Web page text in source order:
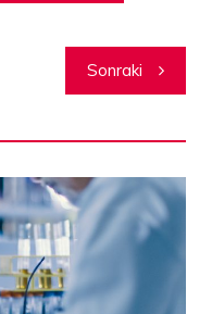
Sonraki